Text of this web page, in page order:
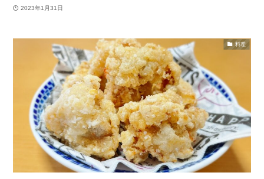
2023年1月31日
料理